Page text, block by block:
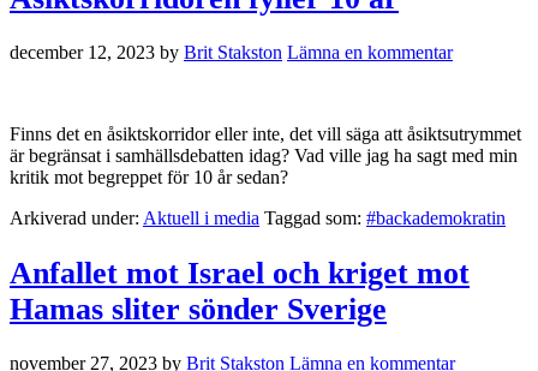
december 12, 2023 by Brit Stakston Lämna en kommentar
Finns det en åsiktskorridor eller inte, det vill säga att åsiktsutrymmet
är begränsat i samhällsdebatten idag? Vad ville jag ha sagt med min
kritik mot begreppet för 10 år sedan?
Arkiverad under: Aktuell i media Taggad som: #backademokratin
Anfallet mot Israel och kriget mot
Hamas sliter sönder Sverige
november 27, 2023 by Brit Stakston Lämna en kommentar